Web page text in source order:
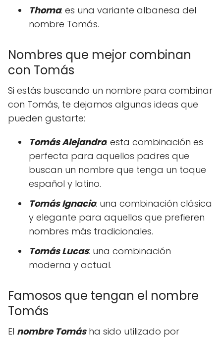
Thoma: es una variante albanesa del
nombre Tomás.
Nombres que mejor combinan
con Tomás
Si estás buscando un nombre para combinar
con Tomás, te dejamos algunas ideas que
pueden gustarte:
Tomás Alejandro: esta combinación es
perfecta para aquellos padres que
buscan un nombre que tenga un toque
español y latino.
Tomás Ignacio: una combinación clásica
y elegante para aquellos que prefieren
nombres más tradicionales.
Tomás Lucas: una combinación
moderna y actual.
Famosos que tengan el nombre
Tomás
El nombre Tomásha sido utilizado por